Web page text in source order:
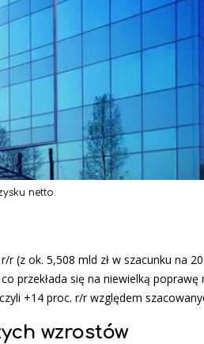
netto.
(z ok. 5,508 mld zł w szacunku na
przekłada się na niewielką
+14 proc. r/r względem
wzrostów